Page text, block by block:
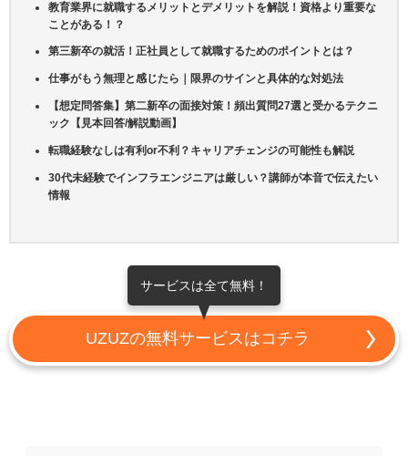
教育業界に就職するメリットとデメリットを解説！資格より重要な
ことがある！？
第三新卒の就活！正社員として就職するためのポイントとは？
仕事がもう無理と感じたら｜限界のサインと具体的な対処法
【想定問答集】第二新卒の面接対策！頻出質問27選と受かるテクニ
ック【見本回答/解説動画】
転職経験なしは有利or不利？キャリアチェンジの可能性も解説
30代未経験でインフラエンジニアは厳しい？講師が本音で伝えたい
情報
サービスは全て無料！
UZUZの無料サービスはコチラ